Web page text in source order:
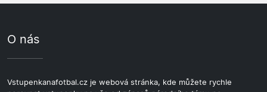
O nás
Vstupenkanafotbal.cz je webová stránka, kde můžete rychle